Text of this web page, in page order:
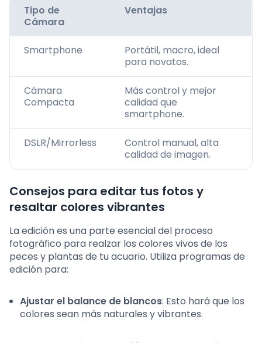
Tipo de
Cámara
Ventajas
Smartphone
Portátil, macro, ideal
para novatos.
Cámara
Compacta
Más control y mejor
calidad que
smartphone.
DSLR/Mirrorless
Control manual, alta
calidad de imagen.
Consejos para editar tus fotos y
resaltar colores vibrantes
La edición es una parte esencial del proceso
fotográfico para realzar los colores vivos de los
peces y plantas de tu acuario. Utiliza programas de
edición para:
Ajustar el balance de blancos: Esto hará que los
colores sean más naturales y vibrantes.